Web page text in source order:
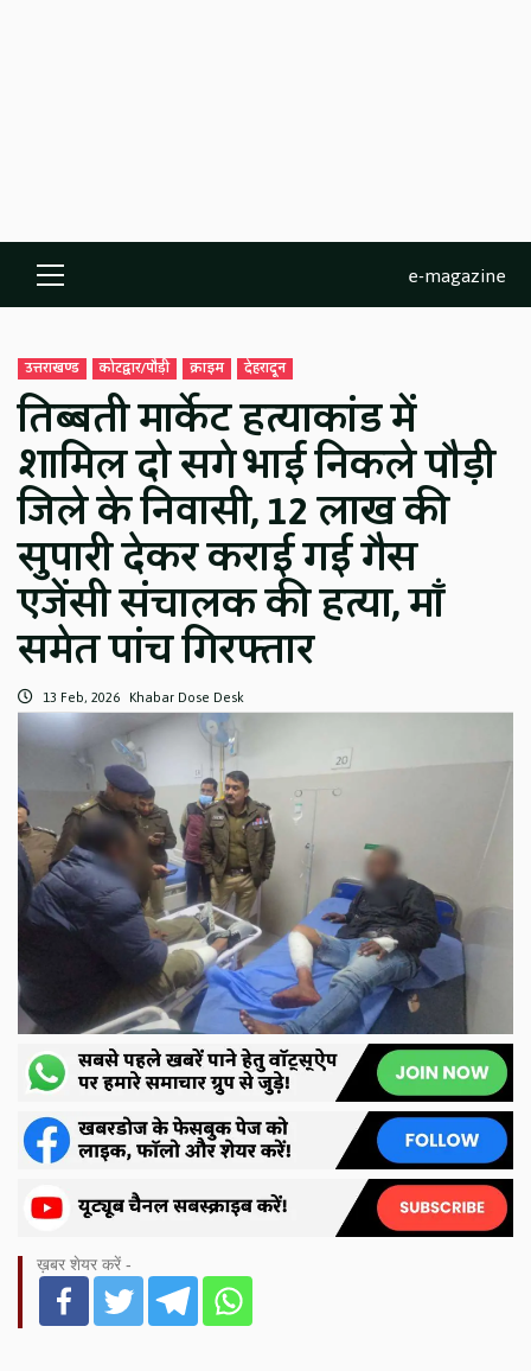
Primary
Menu
e-magazine
उत्तराखण्ड कोटद्वार/पौड़ी क्राइम देहरादून
तिब्बती मार्केट हत्याकांड में
शामिल दो सगे भाई निकले पौड़ी
जिले के निवासी, 12 लाख की
सुपारी देकर कराई गई गैस
एजेंसी संचालक की हत्या, माँ
समेत पांच गिरफ्तार
13 Feb, 2026 Khabar Dose Desk
ख़बर शेयर करें -